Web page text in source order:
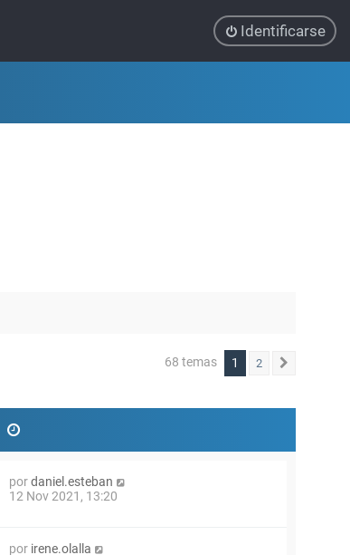
Identificarse
68 temas 1 2
pordaniel.esteban
12 Nov 2021, 13:20
por irene.olalla